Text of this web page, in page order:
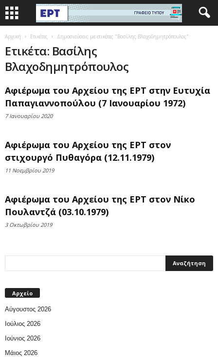
Αρχική Ετικέτες Δημοσιεύσεις με ετικέτες "Βασίλης Βλαχοδημητρόπουλος"
Ετικέτα: Βασίλης
Βλαχοδημητρόπουλος
Αφιέρωμα του Αρχείου της ΕΡΤ στην Ευτυχία
Παπαγιαννοπούλου (7 Ιανουαρίου 1972)
7 Ιανουαρίου 2020
Αφιέρωμα του Αρχείου της ΕΡΤ στον
στιχουργό Πυθαγόρα (12.11.1979)
11 Νοεμβρίου 2019
Αφιέρωμα του Αρχείου της ΕΡΤ στον Νίκο
Πουλαντζά (03.10.1979)
3 Οκτωβρίου 2019
Αρχείο
Αύγουστος 2026
Ιούλιος 2026
Ιούνιος 2026
Μάιος 2026